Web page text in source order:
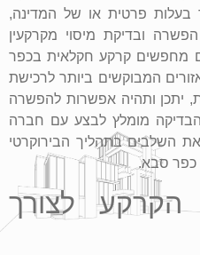
בעלות פרטית או של המדינה,
ובדיקת מיסוי מקרקעין
מחפשים קרקע חקלאית בכפר
המבוקשים ביותר לרכישת
יתכן ותהיה אפשרות להפשרה
מומלץ לבצע עם חברה
השלבים בתהליך הבירוקרטי
כפר סבא.
הקרקע לצורך